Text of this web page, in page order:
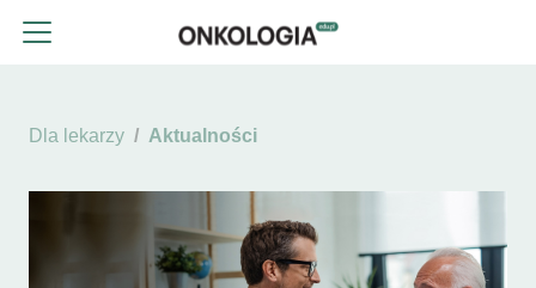
Dla lekarzy Aktualności